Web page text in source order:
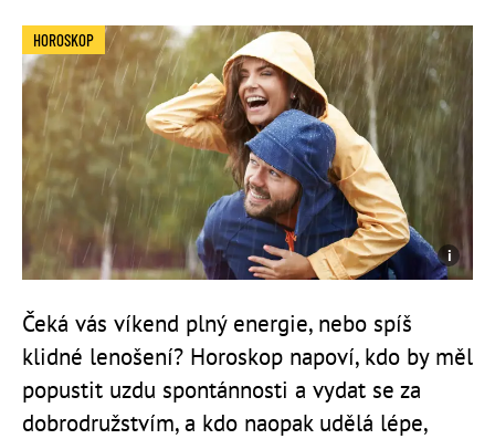
HOROSKOP
Čeká vás víkend plný energie, nebo spíš
klidné lenošení? Horoskop napoví, kdo by měl
popustit uzdu spontánnosti a vydat se za
dobrodružstvím, a kdo naopak udělá lépe,